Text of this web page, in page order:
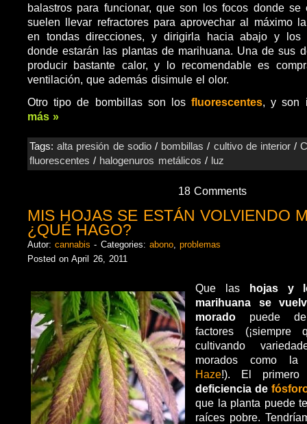
balastros para funcionar, que son los focos donde se
suelen llevar refractores para aprovechar al máximo
en tondas direcciones, y dirigirla hacia abajo y los
donde estarán las plantas de marihuana. Una de sus
producir bastante calor, y lo recomendable es
ventilación, que además disimule el olor.
Otro tipo de bombillas son losfluorescentes, y son
más »
Tags:alta presión de sodio/ bombillas / cultivo de interior /
fluorescentes / halogenuros metálicos / luz
18 Comments
MIS HOJAS SE ESTÁN VOLVIENDO
¿QUÉ HAGO?
Autor:cannabis - Categories: abono,problemas
Posted on April 26, 2011
Que las hojas y
marihuana se
morado puede
factores (¡siempre
cultivando
morados como
Haze!). El primero
deficiencia de
que la planta puede
raíces pobre.